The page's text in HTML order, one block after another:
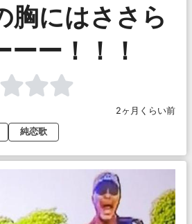
胸にはささら
ーー！！！
2ヶ月くらい前
純恋歌